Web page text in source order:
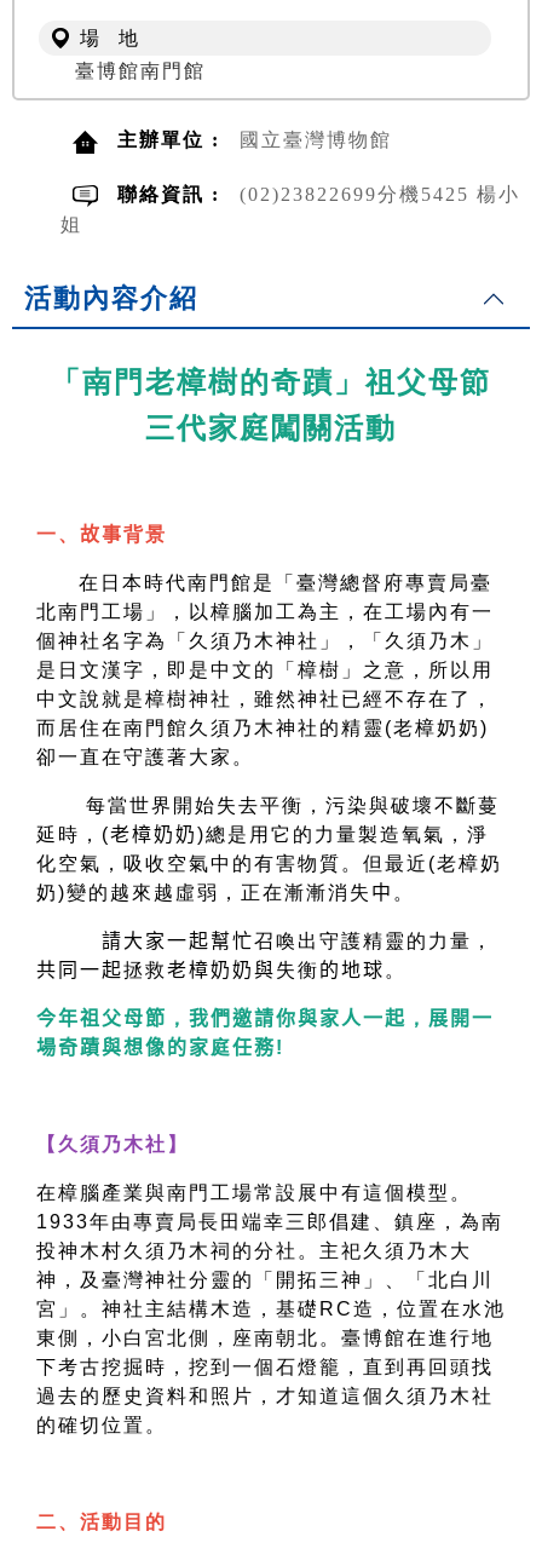
場 地
臺博館南門館
主辦單位 : 國立臺灣博物館
聯絡資訊 :
(02)23822699分機5425 楊小
姐
活動內容介紹
「南門老樟樹的奇蹟」祖父母節
三代家庭闖關活動
一、 故事背景
在日本時代南門館是「臺灣總督府專賣局臺
北南門工場」，以樟腦加工為主，在工場內有一
個神社名字為「久須乃木神社」，
「久須乃木」
是日文漢字，即是中文的「樟樹」之意，所以用
中文說就是樟樹神社， 雖然神社已經不存在了，
而居住在南門館久須乃木神社的精靈(老樟奶奶)
卻一直在守護著大家。
每當世界開始失去平衡，污染與破壞不斷蔓
延時，(老樟奶奶)總是用它的力量製造氧氣，淨
化空氣，吸收空氣中的有害物質。但最近(老樟奶
奶)變的越來越虛弱，正在漸漸消失 中 。
請大家一起幫忙召喚出守護精靈的力量，
共同一起拯救老樟奶奶與失衡的地球 。
今年祖父母節 ， 我們邀請你與家人一起 ， 展開一
場奇蹟與想像的家庭任務!
【久須乃木社】
在樟腦產業與南門工場常設展中有這個模型。
1933年由專賣局長田端幸三郎倡建、鎮座，為南
投神木村久須乃木祠的分社。主祀久須乃木大
神，及臺灣神社分靈的「開拓三神」、「北白川
宮」。神社主結構木造，基礎RC造，位置在水池
東側，小白宮北側，座南朝北。臺博館在進行地
下考古挖掘時，挖到一個石燈籠，直到再回頭找
過去的歷史資料和照片，才知道這個久須乃木社
的確切位置。
二、活動目的